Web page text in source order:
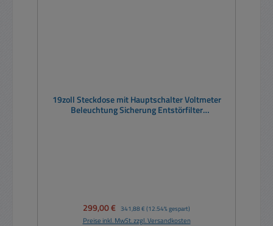
19zoll Steckdose mit Hauptschalter Voltmeter
Beleuchtung Sicherung Entstörfilter
Verkaufspreis:
299,00 € Regulärer Preis:
341,88 € (12.54% gespart)
Preise inkl. MwSt. zzgl. Versandkosten